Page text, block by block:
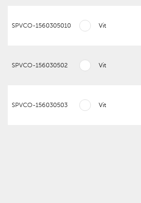
SPVCO-1560305010 Vit
SPVCO-156030502 Vit
SPVCO-156030503 Vit